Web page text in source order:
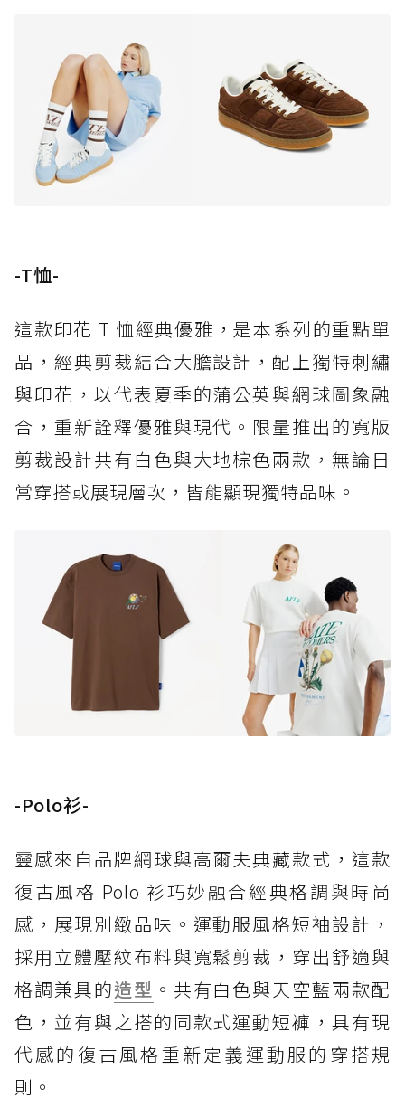
-T恤-
這款印花 T 恤經典優雅，是本系列的重點單
品，經典剪裁結合大膽設計，配上獨特刺繡
與印花，以代表夏季的蒲公英與網球圖象融
合，重新詮釋優雅與現代。限量推出的寬版
剪裁設計共有白色與大地棕色兩款，無論日
常穿搭或展現層次，皆能顯現獨特品味。
-Polo衫-
靈感來自品牌網球與高爾夫典藏款式，這款
復古風格 Polo 衫巧妙融合經典格調與時尚
感，展現別緻品味。運動服風格短袖設計，
採用立體壓紋布料與寬鬆剪裁，穿出舒適與
格調兼具的造型 。共有白色與天空藍兩款配
色，並有與之搭的同款式運動短褲，具有現
代感的復古風格重新定義運動服的穿搭規
則。